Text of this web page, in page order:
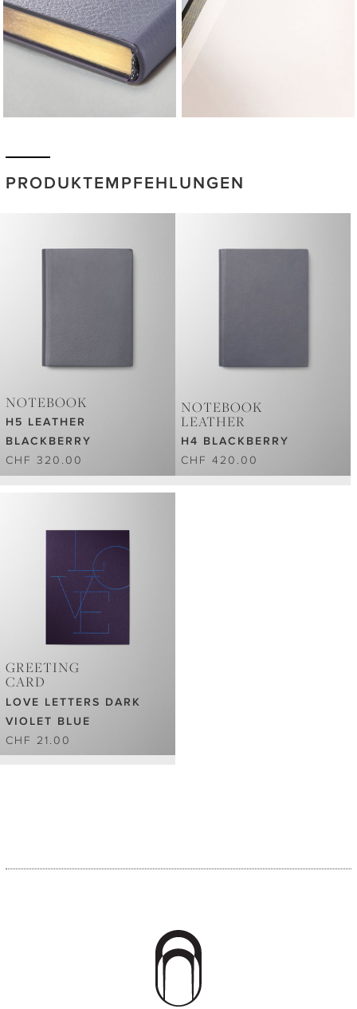
PRODUKTEMPFEHLUNGEN
NOTEBOOK
H5 LEATHER
BLACKBERRY
CHF 320.00
NOTEBOOK
LEATHER
H4 BLACKBERRY
CHF 420.00
GREETING
CARD
LOVE LETTERS DARK
VIOLET BLUE
CHF 21.00